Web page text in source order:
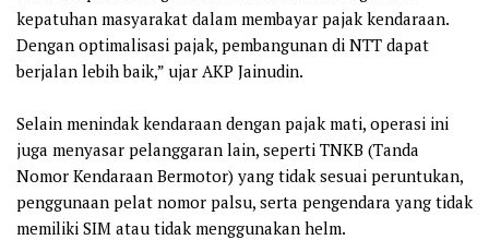
kepatuhan masyarakat dalam membayar pajak kendaraan.
Dengan optimalisasi pajak, pembangunan di NTT dapat
berjalan lebih baik,” ujar AKP Jainudin.
Selain menindak kendaraan dengan pajak mati, operasi ini
juga menyasar pelanggaran lain, seperti TNKB (Tanda
Nomor Kendaraan Bermotor) yang tidak sesuai peruntukan,
penggunaan pelat nomor palsu, serta pengendara yang tidak
memiliki SIM atau tidak menggunakan helm.